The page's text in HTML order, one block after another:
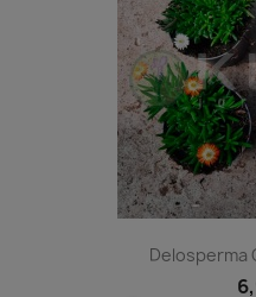
Delosperma